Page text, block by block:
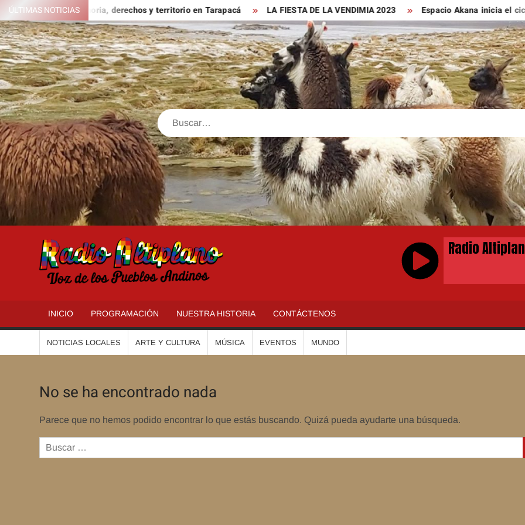
Saltar
al
contenido
ÚLTIMAS NOTICIAS
sobre memoria, derechos y territorio en Tarapacá LA FIESTA DE LA VENDIMIA 2023 Espacio Akana inicia el ciclo
Buscar
RADIOALTIPLANO
INICIO PROGRAMACIÓN NUESTRA HISTORIA CONTÁCTENOS
NOTICIAS LOCALES ARTE Y CULTURA MÚSICA EVENTOS MUNDO
No se ha encontrado nada
Parece que no hemos podido encontrar lo que estás buscando. Quizá pueda ayudarte una búsqueda.